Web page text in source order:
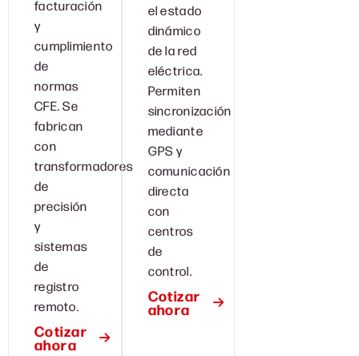
facturación
y
cumplimiento
de
normas
CFE. Se
fabrican
con
transformadores
de
precisión
y
sistemas
de
registro
remoto.
Cotizar
ahora
el estado
dinámico
de la red
eléctrica.
Permiten
sincronización
mediante
GPS y
comunicación
directa
con
centros
de
control.
Cotizar
ahora